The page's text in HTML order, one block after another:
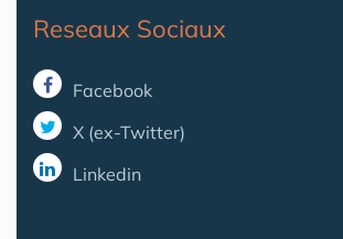
Reseaux Sociaux
Facebook
X (ex-Twitter)
Linkedin